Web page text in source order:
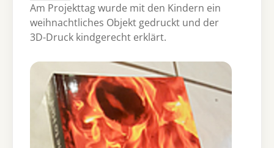
Am Projekttag wurde mit den Kindern ein
weihnachtliches Objekt gedruckt und der
3D-Druck kindgerecht erklärt.